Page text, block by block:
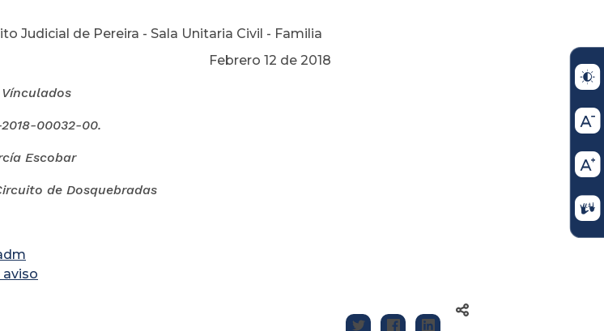
Judicial de Pereira - Sala Unitaria Civil - Familia
12 de 2018
2018-00032-00.
Escobar
de Dosquebradas